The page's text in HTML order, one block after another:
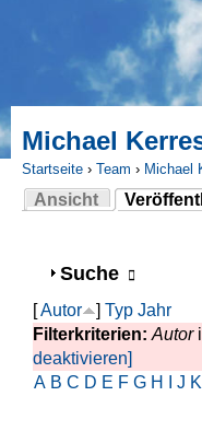
Michael
Sie sind hier
Startseite › Team › Michael
Ansicht
(aktiver
Anzeigen
Suche
[Autor ] Typ Jahr
Filterkriterien: Autor
deaktivieren]
A B C D E F G H J K